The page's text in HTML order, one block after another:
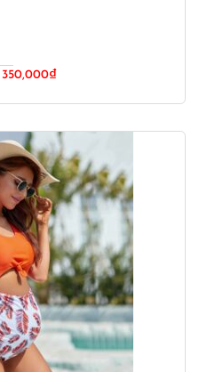
Giá
550,000₫.
350,000₫Giá
là:
350,000₫.